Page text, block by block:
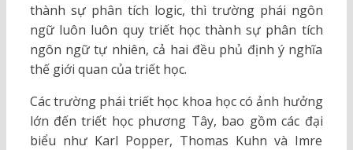
thành sự phân tích logic, thì trường phái ngôn
ngữ luôn luôn quy triết học thành sự phân tích
ngôn ngữ tự nhiên, cả hai đều phủ định ý nghĩa
thế giới quan của triết học.
Các trường phái triết học khoa học có ảnh hưởng
lớn đến triết học phương Tây, bao gồm các đại
biểu như Karl Popper, Thomas Kuhn và Imre